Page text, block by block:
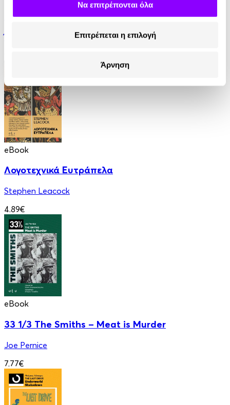
Να επιτρέπονται όλα
Επιτρέπεται η επιλογή
Άρνηση
ΜΩΡΙΑΣ ΕΓΚΩΜΙΟ
eBook
Λογοτεχνικά Ευτράπελα
Stephen Leacock
4.89€
eBook
33 1/3 The Smiths – Meat is Murder
Joe Pernice
7.77€